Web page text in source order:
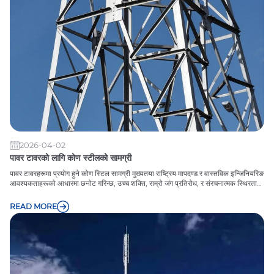
2026-04-02
पावर टावरको लागि कोण स्टीलको सामग्री
पावर टावरहरूमा प्रयोग हुने कोण स्टिल सामग्री मुख्यतया राष्ट्रिय मापदण्ड र वास्तविक इन्जिनियरिङ
आवश्यकताहरूको आधारमा छनोट गरिन्छ, उच्च शक्ति, राम्रो जंग प्रतिरोध, र संरचनात्मक स्थिरताको
READ MORE